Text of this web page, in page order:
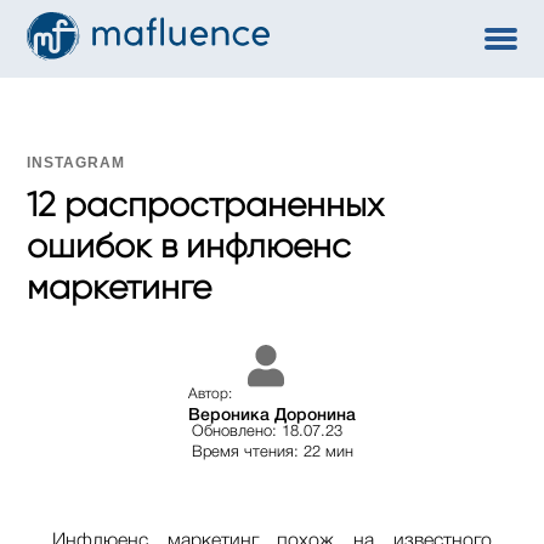
INSTAGRAM
12 распространенных
ошибок в инфлюенс
маркетинге
Автор:
Вероника Доронина
Обновлено: 18.07.23
Время чтения: 22 мин